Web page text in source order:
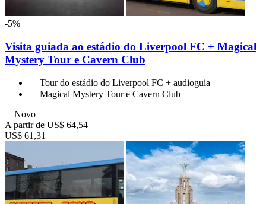
-5%
Visita guiada ao estádio do Liverpool FC + Magical
Mystery Tour e Cavern Club
Tour do estádio do Liverpool FC + audioguia
Magical Mystery Tour e Cavern Club
Novo
A partir de US$ 64,54
US$ 61,31